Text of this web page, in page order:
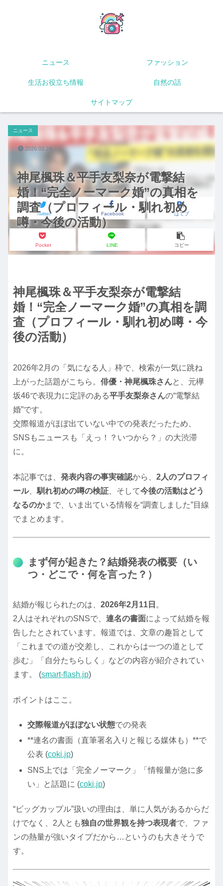
ニュース ファッション
生活お役立ち情報 自然の話
サイトマップ
神尾楓珠＆平手友梨奈が電撃結
婚！“完全ノーマーク婚”の真相を
調査（プロフィール・馴れ初め
噂・今後の活動）
ニュース
Twitter Facebook はてブ
Pocket LINE コピー
2026.02.24
神尾楓珠＆平手友梨奈が電撃結
婚！“完全ノーマーク婚”の真相を調
査（プロフィール・馴れ初め噂・今
後の活動）
2026年2月の「気になる人」枠で、検索が一気に跳ね
上がった話題がこちら。 俳優・神尾楓珠さんと、元欅
坂46で表現力に定評のある平手友梨奈さんの“電撃結
婚”です。
交際報道がほぼ出ていない中での発表だったため、
SNSもニュースも「えっ！？いつから？」の大渋滞
に。
本記事では、 発表内容の事実確認から、 2人のプロフィ
ール、 馴れ初めの噂の検証 、そして今後の活動はどう
なるのかまで、いま出ている情報を“調査しました”目線
でまとめます。
まず何が起きた？結婚発表の概要（い
つ・どこで・何を言った？）
結婚が報じられたのは、 2026年2月11日 。
2人はそれぞれのSNSで、 連名の書面によって結婚を報
告したとされています。報道では、文章の趣旨として
「これまでの道が交差し、これからは一つの道として
歩む」「自分たちらしく」などの内容が紹介されてい
ます。 (smart-flash.jp)
ポイントはここ。
交際報道がほぼない状態での発表
**連名の書面（直筆署名入りと報じる媒体も）**で
公表 (coki.jp)
SNS上では「完全ノーマーク」「情報量が急に多
い」と話題に (coki.jp)
“ビッグカップル”扱いの理由は、単に人気があるからだ
けでなく、2人とも独自の世界観を持つ表現者で、ファ
ンの熱量が強いタイプだから…というのも大きそうで
す。